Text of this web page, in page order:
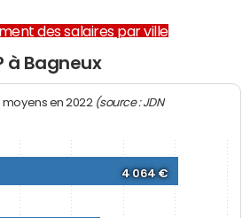
des salaires par ville
à Bagneux
moyens en 2022 (source : JDN
4 064 €